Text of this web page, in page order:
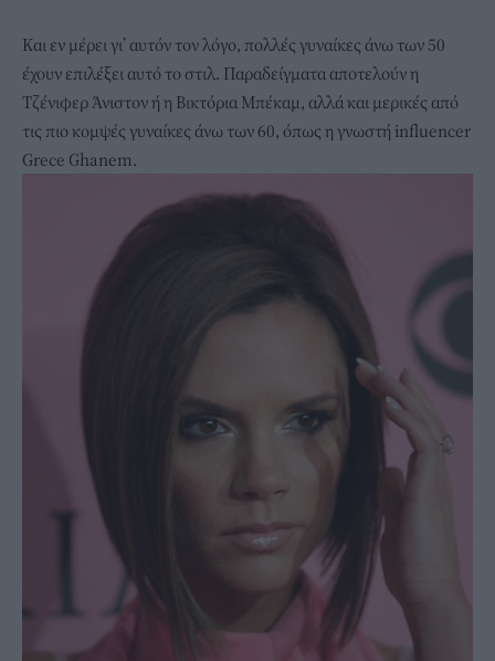
Και εν μέρει γι’ αυτόν τον λόγο, πολλές γυναίκες άνω των 50
έχουν επιλέξει αυτό το στιλ. Παραδείγματα αποτελούν η
Τζένιφερ Άνιστον ή η Βικτόρια Μπέκαμ, αλλά και μερικές από
τις πιο κομψές γυναίκες άνω των 60, όπως η γνωστή influencer
Grece Ghanem.